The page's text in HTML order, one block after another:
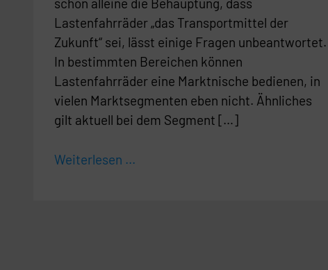
schon alleine die Behauptung, dass
Lastenfahrräder „das Transportmittel der
Zukunft“ sei, lässt einige Fragen unbeantwortet.
In bestimmten Bereichen können
Lastenfahrräder eine Marktnische bedienen, in
vielen Marktsegmenten eben nicht. Ähnliches
gilt aktuell bei dem Segment […]
Weiterlesen ...